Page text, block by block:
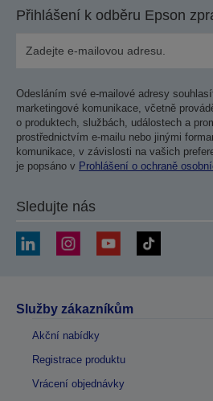
Přihlášení k odběru Epson
Odesláním své e-mailové adresy
marketingové komunikace, včetně
o produktech, službách, událostech a
prostřednictvím e-mailu nebo jinými
komunikace, v závislosti na vašich
je popsáno v Prohlášení o ochraně
Sledujte nás
Služby zákazníkům
Akční nabídky
Registrace produktu
Vrácení objednávky